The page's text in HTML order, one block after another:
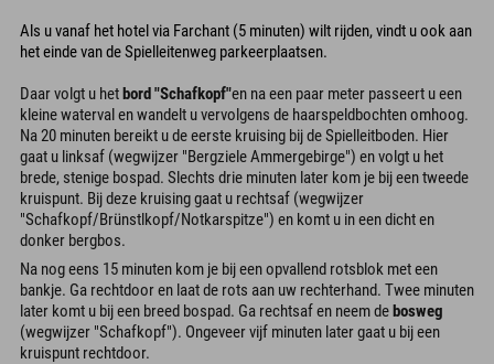
Als u vanaf het hotel via Farchant (5 minuten) wilt rijden, vindt u ook aan
het einde van de Spielleitenweg parkeerplaatsen.
Daar volgt u hetbord "Schafkopf"en na een paar meter passeert u een
kleine waterval en wandelt u vervolgens de haarspeldbochten omhoog.
Na 20 minuten bereikt u de eerste kruising bij de Spielleitboden. Hier
gaat u linksaf (wegwijzer "Bergziele Ammergebirge") en volgt u het
brede, stenige bospad. Slechts drie minuten later kom je bij een tweede
kruispunt. Bij deze kruising gaat u rechtsaf (wegwijzer
"Schafkopf/Brünstlkopf/Notkarspitze") en komt u in een dicht en
donker bergbos.
Na nog eens 15 minuten kom je bij een opvallend rotsblok met een
bankje. Ga rechtdoor en laat de rots aan uw rechterhand. Twee minuten
later komt u bij een breed bospad. Ga rechtsaf en neem debosweg
(wegwijzer "Schafkopf"). Ongeveer vijf minuten later gaat u bij een
kruispunt rechtdoor.